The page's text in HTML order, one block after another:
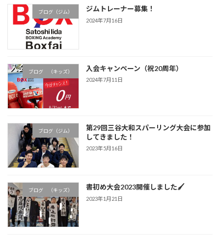
ブログ（ジム） ジムトレーナー募集！
2024年7月16日
ブログ （キッズ） 入会キャンペーン（祝20周年）
2024年7月11日
ブログ（ジム）
第29回三谷大和スパーリング大会に参加
してきました！
2023年5月16日
ブログ （キッズ） 書初め大会2023開催しました🖌
2023年1月21日